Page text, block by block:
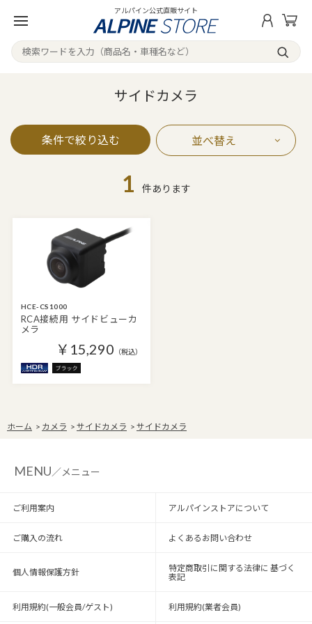
アルパイン公式直販サイト
サイドカメラ
条件で絞り込む 並べ替え
1 件あります
HCE-CS1000
RCA接続用 サイドビューカ
メラ
￥15,290 （税込）
ホーム > カメラ > サイドカメラ > サイドカメラ
MENU／メニュー
ご利用案内 アルパインストアについて
ご購入の流れ よくあるお問い合わせ
個人情報保護方針
特定商取引に関する法律に 基づく
表記
利用規約(一般会員/ゲスト) 利用規約(業者会員)